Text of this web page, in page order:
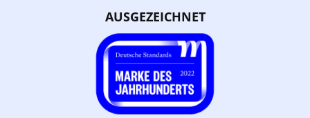
AUSGEZEICHNET